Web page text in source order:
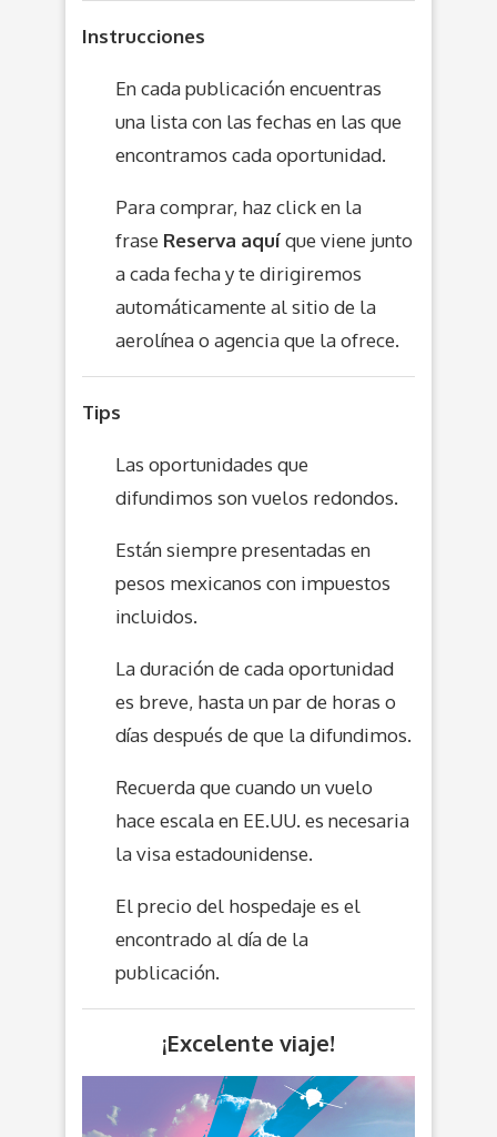
Instrucciones
En cada publicación encuentras
una lista con las fechas en las que
encontramos cada oportunidad.
Para comprar, haz click en la
frase Reserva aquíque viene junto
a cada fecha y te dirigiremos
automáticamente al sitio de la
aerolínea o agencia que la ofrece.
Tips
Las oportunidades que
difundimos son vuelos redondos.
Están siempre presentadas en
pesos mexicanos con impuestos
incluidos.
La duración de cada oportunidad
es breve, hasta un par de horas o
días después de que la difundimos.
Recuerda que cuando un vuelo
hace escala en EE.UU. es necesaria
la visa estadounidense.
El precio del hospedaje es el
encontrado al día de la
publicación.
¡Excelente viaje!